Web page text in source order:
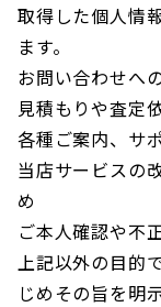
取得した個人情
ます。
お問い合わせへ
見積もりや査定
各種ご案内、サ
当店サービスの
め
ご本人確認や不
上記以外の目的
じめその旨を明